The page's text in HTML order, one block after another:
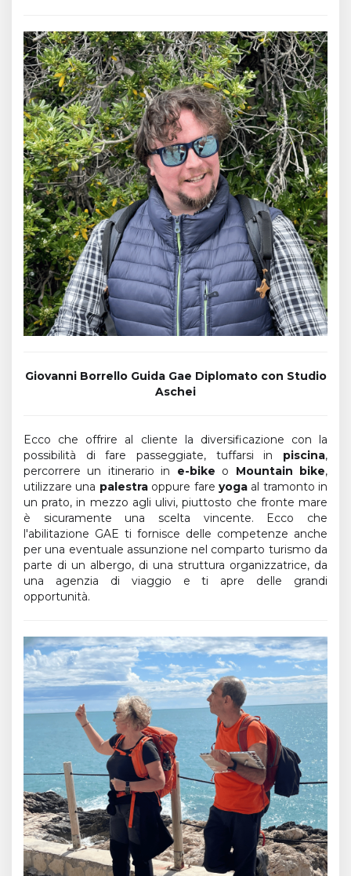
Giovanni Borrello Guida Gae Diplomato con Studio
Aschei
Ecco che offrire al cliente la diversificazione con la
possibilità di fare passeggiate, tuffarsi in piscina,
percorrere un itinerario in e-bike o Mountain bike,
utilizzare una palestraoppure fare yogaal tramonto in
un prato, in mezzo agli ulivi, piuttosto che fronte mare
è sicuramente una scelta vincente. Ecco che
l'abilitazione GAE ti fornisce delle competenze anche
per una eventuale assunzione nel comparto turismo da
parte di un albergo, di una struttura organizzatrice, da
una agenzia di viaggio e ti apre delle grandi
opportunità.